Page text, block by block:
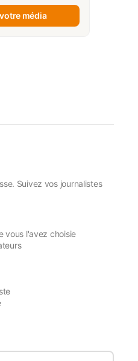
média
Suivez vos journalistes
vous l'avez choisie